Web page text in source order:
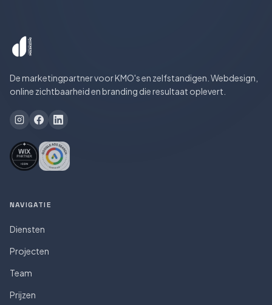
De marketingpartner voor KMO's en zelfstandigen. Webdesign,
online zichtbaarheid en branding die resultaat oplevert.
NAVIGATIE
Diensten
Projecten
Team
Prijzen